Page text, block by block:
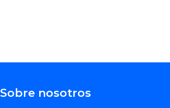
Sobre nosotros